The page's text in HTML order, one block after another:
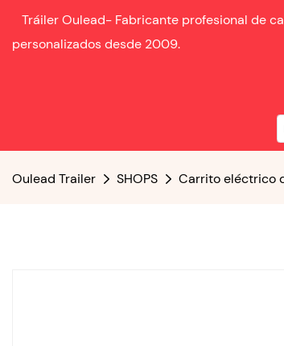
Tráiler Oulead- Fabricante profesional de
personalizados desde 2009.
Oulead Trailer SHOPS Carrito eléctrico